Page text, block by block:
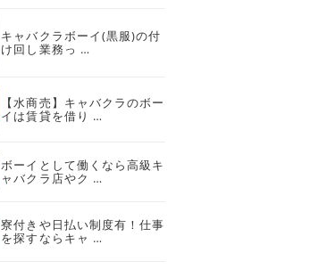
キャバクラボーイ(黒服)の付
け回し業務っ …
【水商売】キャバクラのボー
イは賃貸を借り …
ボーイとして働くなら高級キ
ャバクラ店やク …
寮付きや日払い制度有！仕事
を探すならキャ …